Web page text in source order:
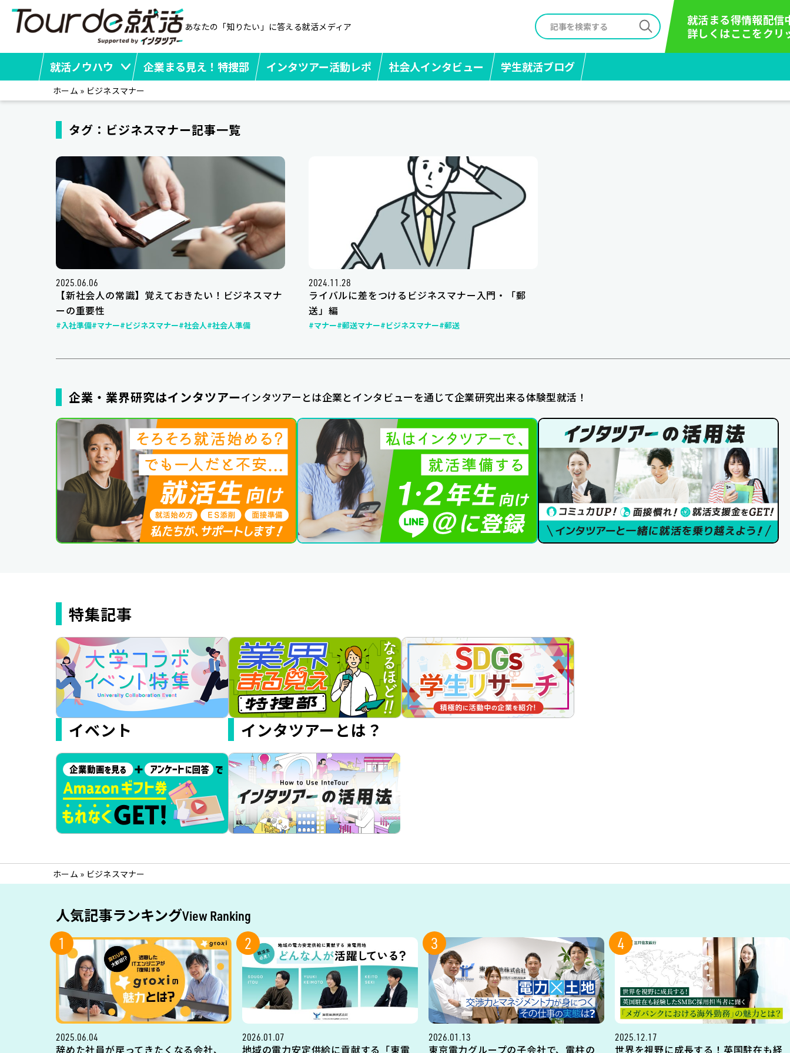
あなたの「知りたい」に答える就活メディア
就活まる得情報配信
詳しくはここをクリ
就活ノウハウ 企業まる見え！特捜部 インタツアー活動レポ 社会人インタビュー 学生就活ブログ
ホーム » ビジネスマナー
タグ：ビジネスマナー記事一覧
2025.06.06
【新社会人の常識】覚えておきたい！ビジネスマナ
ーの重要性
#入社準備#マナー#ビジネスマナー#社会人#社会人準備
2024.11.28
ライバルに差をつけるビジネスマナー入門・「郵
送」編
#マナー#郵送マナー#ビジネスマナー#郵送
企業・業界研究はインタツアーインタツアーとは企業とインタビューを通じて企業研究出来る体験型就活！
特集記事
イベント インタツアーとは？
ホーム » ビジネスマナー
人気記事ランキングView Ranking
1
2025.06.04
辞めた社員が戻ってきたくなる会社、
2
2026.01.07
地域の電力安定供給に貢献する「東電
3
2026.01.13
東京電力グループの子会社で、電柱の
4
2025.12.17
世界を視野に成長する！英国駐在も経